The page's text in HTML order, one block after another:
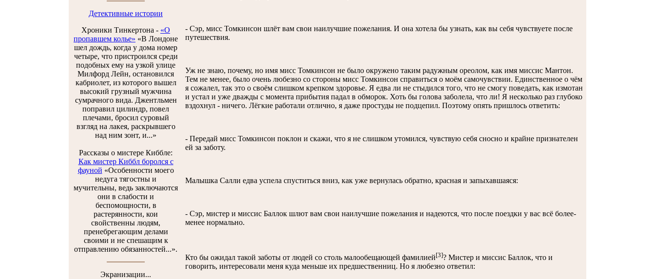
Детективные истории
Хроники Тинкертона - «O
пропавшем колье» «В Лондоне
шел дождь, когда у дома номер
четыре, что пристроился среди
подобных ему на узкой улице
Милфорд Лейн, остановился
кабриолет, из которого вышел
высокий грузный мужчина
сумрачного вида. Джентльмен
поправил цилиндр, повел
плечами, бросил суровый
взгляд на лакея, раскрывшего
над ним зонт, и...»
Рассказы о мистере Киббле:
Как мистер Киббл боролся с
фауной «Особенности моего
недуга тягостны и
мучительны, ведь заключаются
они в слабости и
беспомощности, в
растерянности, кои
свойственны людям,
пренебрегающим делами
своими и не спешащим к
отправлению обязанностей...».
Экранизации...
- Сэр, мисс Томкинсон шлёт вам свои наилучшие пожелания. И она хотела бы узнать, как вы себя чувствуете после
путешествия.
Уж не знаю, почему, но имя мисс Томкинсон не было окружено таким радужным ореолом, как имя миссис Мантон.
Тем не менее, было очень любезно со стороны мисс Томкинсон справиться о моём самочувствии. Единственное о чём
я сожалел, так это о своём слишком крепком здоровье. Я едва ли не стыдился того, что не смогу поведать, как измотан
и устал и уже дважды с момента прибытия падал в обморок. Хоть бы голова заболела, что ли! Я несколько раз глубоко
вздохнул - ничего. Лёгкие работали отлично, я даже простуды не подцепил. Поэтому опять пришлось ответить:
- Передай мисс Томкинсон поклон и скажи, что я не слишком утомился, чувствую себя сносно и крайне признателен
ей за заботу.
Малышка Салли едва успела спуститься вниз, как уже вернулась обратно, красная и запыхавшаяся:
- Сэр, мистер и миссис Баллок шлют вам свои наилучшие пожелания и надеются, что после поездки у вас всё более-
менее нормально.
Кто бы ожидал такой заботы от людей со столь малообещающей фамилией[3]? Мистер и миссис Баллок, что и
говорить, интересовали меня куда меньше их предшественниц. Но я любезно ответил: